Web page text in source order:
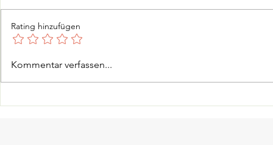
„Ich habe meinen Hund
anrichten kann
natürliche
Rating hinzufügen
Kommentar verfassen...